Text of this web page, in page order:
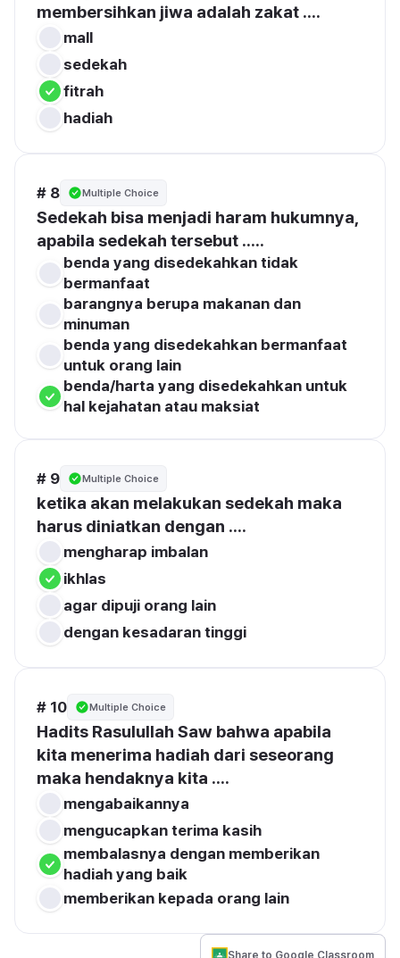
membersihkan jiwa adalah zakat ....
mall
sedekah
fitrah
hadiah
# 8 Multiple Choice
Sedekah bisa menjadi haram hukumnya,
apabila sedekah tersebut .....
benda yang disedekahkan tidak
bermanfaat
barangnya berupa makanan dan
minuman
benda yang disedekahkan bermanfaat
untuk orang lain
benda/harta yang disedekahkan untuk
hal kejahatan atau maksiat
# 9 Multiple Choice
ketika akan melakukan sedekah maka
harus diniatkan dengan ....
mengharap imbalan
ikhlas
agar dipuji orang lain
dengan kesadaran tinggi
# 10 Multiple Choice
Hadits Rasulullah Saw bahwa apabila
kita menerima hadiah dari seseorang
maka hendaknya kita ....
mengabaikannya
mengucapkan terima kasih
membalasnya dengan memberikan
hadiah yang baik
memberikan kepada orang lain
Share to Google Classroom